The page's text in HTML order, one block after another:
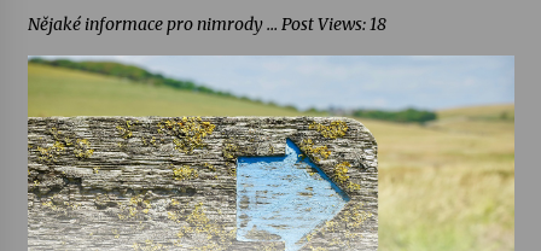
Nějaké informace pro nimrody … Post Views: 18